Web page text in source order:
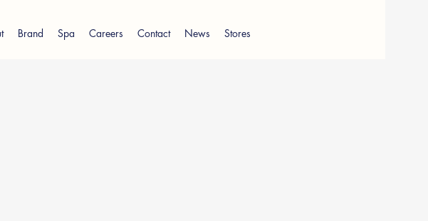
Brand Spa Careers Contact News Stores